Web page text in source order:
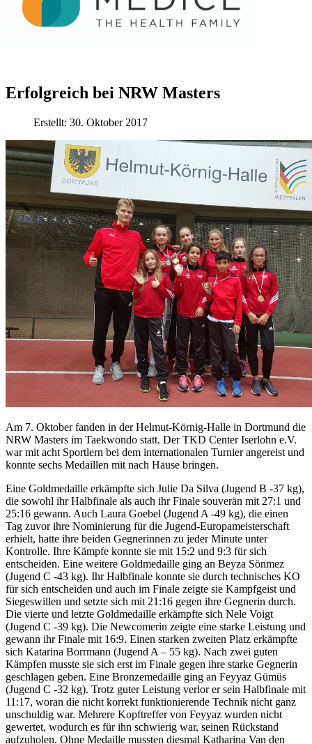
Erfolgreich bei NRW Masters
Erstellt: 30. Oktober 2017
Am 7. Oktober fanden in der Helmut-Körnig-Halle in Dortmund die
NRW Masters im Taekwondo statt. Der TKD Center Iserlohn e.V.
war mit acht Sportlern bei dem internationalen Turnier angereist und
konnte sechs Medaillen mit nach Hause bringen.
Eine Goldmedaille erkämpfte sich Julie Da Silva (Jugend B -37 kg),
die sowohl ihr Halbfinale als auch ihr Finale souverän mit 27:1 und
25:16 gewann. Auch Laura Goebel (Jugend A -49 kg), die einen
Tag zuvor ihre Nominierung für die Jugend-Europameisterschaft
erhielt, hatte ihre beiden Gegnerinnen zu jeder Minute unter
Kontrolle. Ihre Kämpfe konnte sie mit 15:2 und 9:3 für sich
entscheiden. Eine weitere Goldmedaille ging an Beyza Sönmez
(Jugend C -43 kg). Ihr Halbfinale konnte sie durch technisches KO
für sich entscheiden und auch im Finale zeigte sie Kampfgeist und
Siegeswillen und setzte sich mit 21:16 gegen ihre Gegnerin durch.
Die vierte und letzte Goldmedaille erkämpfte sich Nele Voigt
(Jugend C -39 kg). Die Newcomerin zeigte eine starke Leistung und
gewann ihr Finale mit 16:9. Einen starken zweiten Platz erkämpfte
sich Katarina Borrmann (Jugend A – 55 kg). Nach zwei guten
Kämpfen musste sie sich erst im Finale gegen ihre starke Gegnerin
geschlagen geben. Eine Bronzemedaille ging an Feyyaz Gümüs
(Jugend C -32 kg). Trotz guter Leistung verlor er sein Halbfinale mit
11:17, woran die nicht korrekt funktionierende Technik nicht ganz
unschuldig war. Mehrere Kopftreffer von Feyyaz wurden nicht
gewertet, wodurch es für ihn schwierig war, seinen Rückstand
aufzuholen. Ohne Medaille mussten diesmal Katharina Van den